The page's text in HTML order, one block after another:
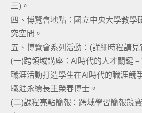
三)。
四、博覽會地點：國立中央大學教學
究空間。
五、博覽會系列活動：(詳細時程請見
(一)跨領域講座：AI時代的人才關鍵 –
職涯活動打造學生在AI時代的職涯競
職涯永續長王榮春博士。
(二)課程亮點簡報：跨域學習簡報競